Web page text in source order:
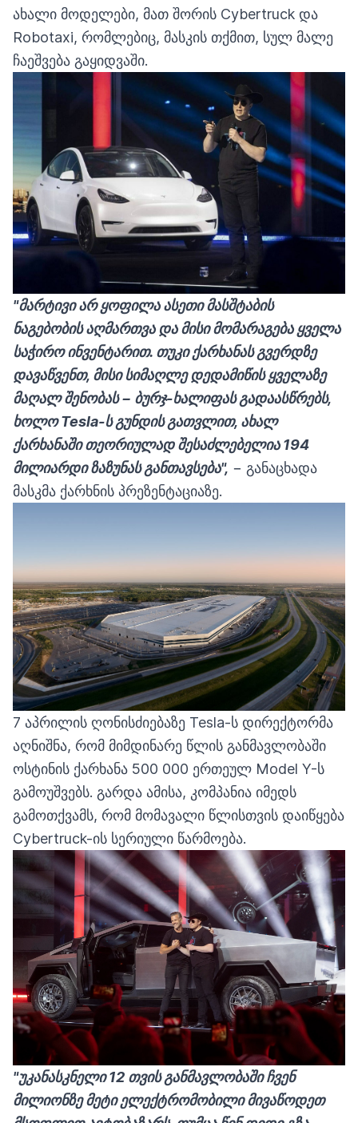
ახალი მოდელები, მათ შორის Cybertruck და
Robotaxi, რომლებიც, მასკის თქმით, სულ მალე
ჩაეშვება გაყიდვაში.
"მარტივი არ ყოფილა ასეთი მასშტაბის
ნაგებობის აღმართვა და მისი მომარაგება ყველა
საჭირო ინვენტარით. თუკი ქარხანას გვერდზე
დავაწვენთ, მისი სიმაღლე დედამიწის ყველაზე
მაღალ შენობას − ბურჯ-ხალიფას გადაასწრებს,
ხოლო Tesla-ს გუნდის გათვლით, ახალ
ქარხანაში თეორიულად შესაძლებელია 194
მილიარდი ზაზუნას განთავსება", − განაცხადა
მასკმა ქარხნის პრეზენტაციაზე.
7 აპრილის ღონისძიებაზე Tesla-ს დირექტორმა
აღნიშნა, რომ მიმდინარე წლის განმავლობაში
ოსტინის ქარხანა 500 000 ერთეულ Model Y-ს
გამოუშვებს. გარდა ამისა, კომპანია იმედს
გამოთქვამს, რომ მომავალი წლისთვის დაიწყება
Cybertruck-ის სერიული წარმოება.
"უკანასკნელი 12 თვის განმავლობაში ჩვენ
მილიონზე მეტი ელექტრომობილი მივაწოდეთ